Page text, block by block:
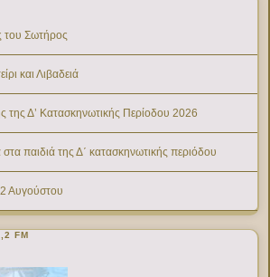
Σωτήρος
και Λιβαδειά
της Δ’ Κατασκηνωτικής Περίοδου 2026
παιδιά της Δ΄ κατασκηνωτικής περιόδου
Αυγούστου
FM